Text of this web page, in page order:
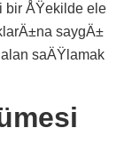
bir ÅŸekilde ele
saygÄ±
saÄŸlamak